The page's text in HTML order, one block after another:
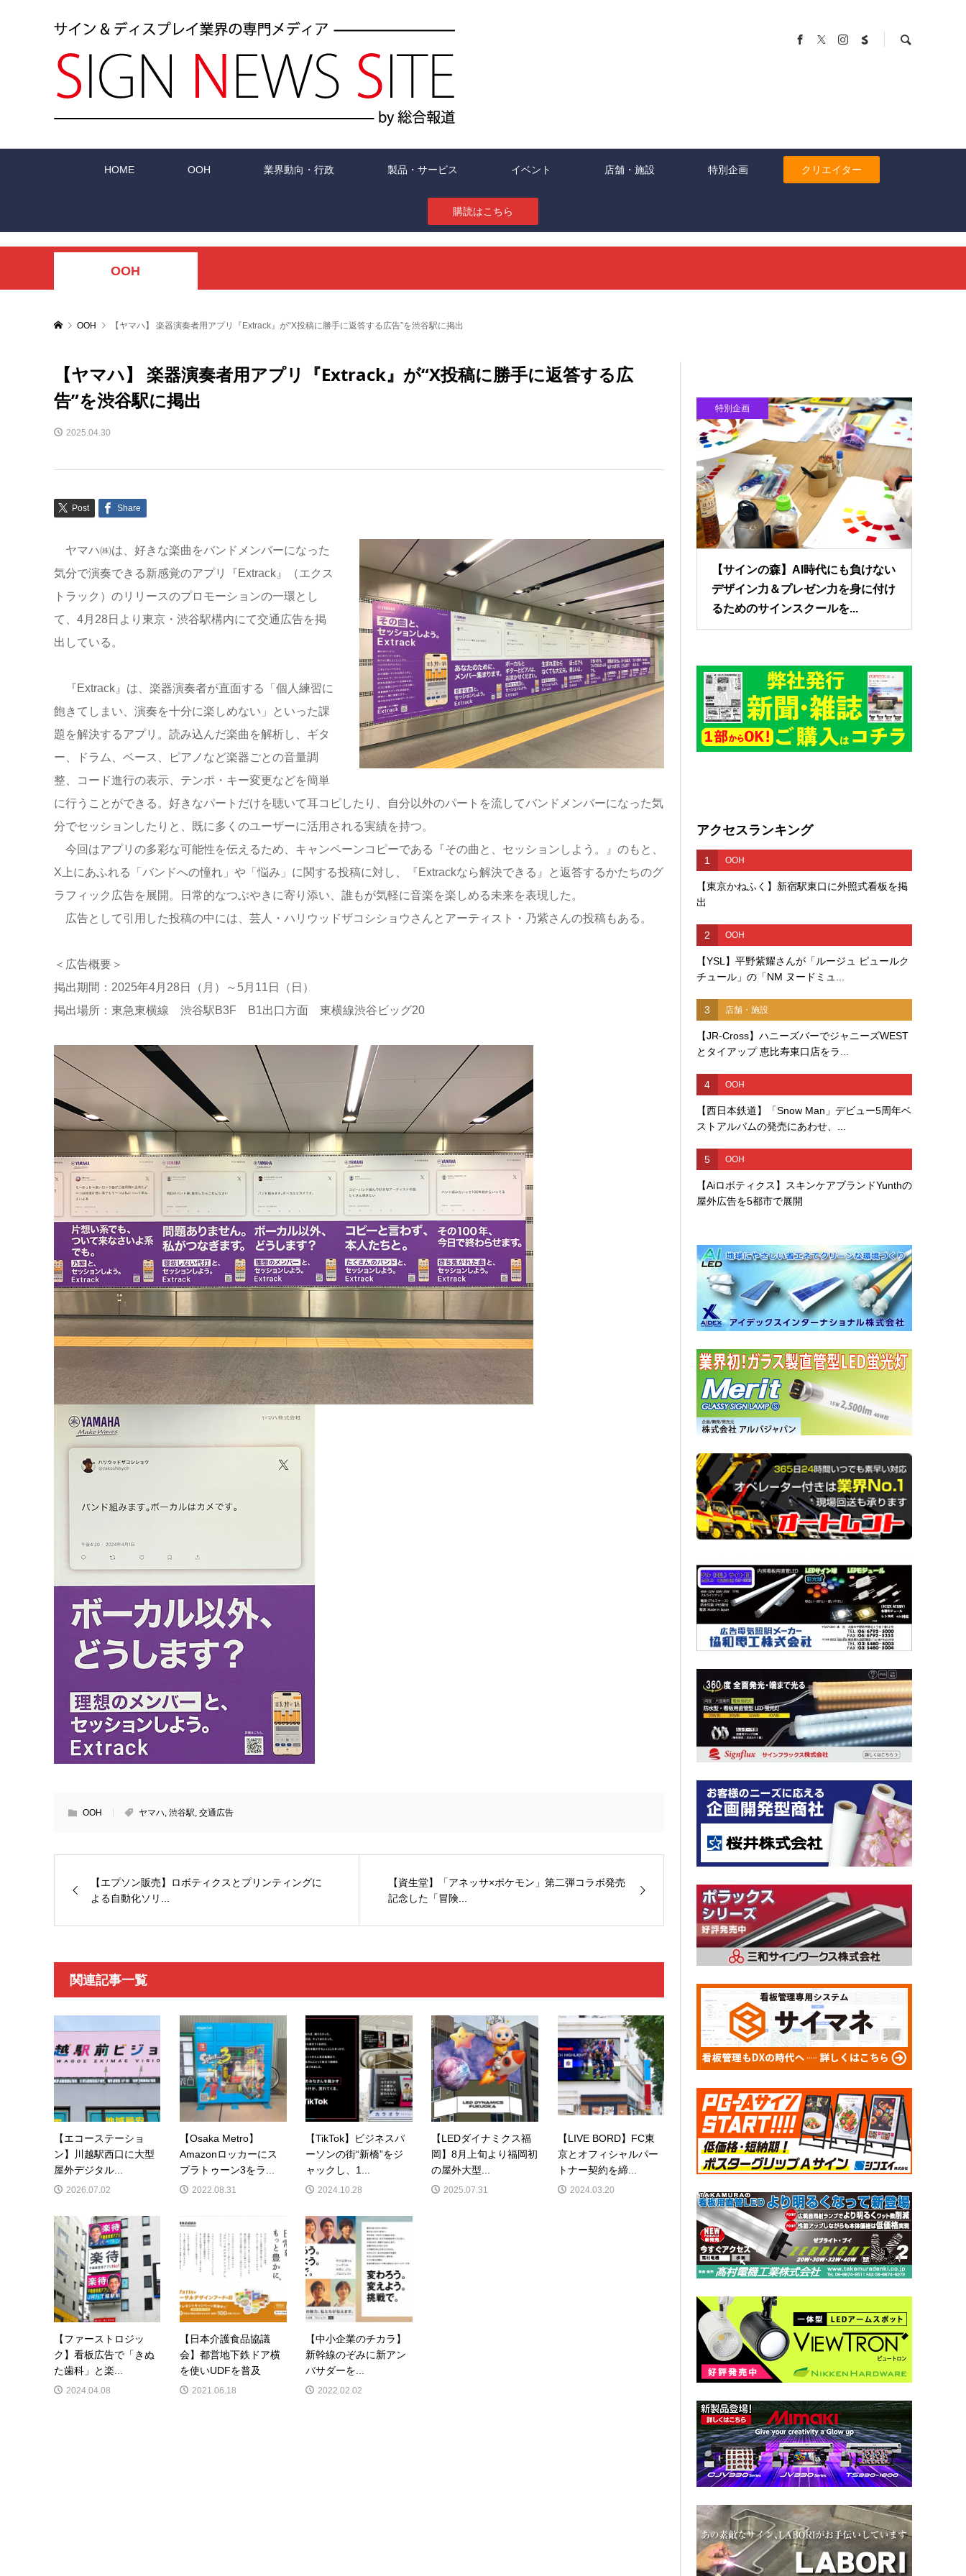
HOME OOH 業界動向・行政 製品・サービス イベント 店舗・施設 特別企画 クリエイター
購読はこちら
OOH
OOH 【ヤマハ】 楽器演奏者用アプリ『Extrack』が“X投稿に勝手に返答する広告”を渋谷駅に掲出
【ヤマハ】 楽器演奏者用アプリ『Extrack』が“X投稿に勝手に返答する広
告”を渋谷駅に掲出
2025.04.30
Post Share
ヤマハ㈱は、好きな楽曲をバンドメンバーになった
気分で演奏できる新感覚のアプリ『Extrack』（エクス
トラック）のリリースのプロモーションの一環とし
て、4月28日より東京・渋谷駅構内にて交通広告を掲
出している。
『Extrack』は、楽器演奏者が直面する「 個人練習に
飽きてしまい、演奏を十分に楽しめない」
といった課
題を解決するアプリ。読み込んだ楽曲を解析し、 ギタ
ー、ドラム、ベース、ピアノなど楽器ごとの音量調
整、
コード進行の表示、テンポ・ キー変更などを簡単
に行うことができる。 好きなパートだけを聴いて耳コピしたり、
自分以外のパートを流してバンドメンバーになった気
分でセッショ ンしたりと、既に多くのユーザーに活用される実績を持つ。
今回はアプリの多彩な可能性を伝えるため、キャンペーンコピーである『その曲と、セッションしよう。』のもと、
X上にあふれる「バンドへの憧れ」や「悩み」に関する投稿に対し、『Extrackなら解決できる』と返答するかたちのグ
ラフィック広告を展開。日常的なつぶやきに寄り添い、誰もが気軽に音楽を楽しめる未来を表現した。
広告として引用した投稿の中には、芸人・ハリウッドザコシショウさんとアーティスト・乃紫さんの投稿もある。
＜広告概要＞
掲出期間：2025年4月28日（月）～5月11日（日）
掲出場所：東急東横線 渋谷駅B3F B1出口方面 東横線渋谷ビッグ20
OOH ヤマハ, 渋谷駅 交通広告
【エプソン販売】ロボティクスとプリンティングに
よる自動化ソリ...
【資生堂】「アネッサ×ポケモン」第二弾コラボ発売
記念した「冒険...
関連記事一覧
【エコーステーショ
ン】川越駅西口に大型
屋外デジタル...
2026.07.02
【Osaka Metro】
Amazonロッカーにス
プラトゥーン3をラ...
2022.08.31
【TikTok】ビジネスパ
ーソンの街“新橋”をジ
ャックし、1...
2024.10.28
【LEDダイナミクス福
岡】8月上旬より福岡初
の屋外大型...
2025.07.31
【LIVE BORD】FC東
京とオフィシャルパー
トナー契約を締...
2024.03.20
【ファーストロジッ
ク】看板広告で「きぬ
た歯科」と楽...
2024.04.08
【日本介護食品協議
会】都営地下鉄ドア横
を使いUDFを普及
2021.06.18
【中小企業のチカラ】
新幹線のぞみに新アン
バサダーを...
2022.02.02
特別企画
【サインの森】AI時代にも負けない
デザイン力＆プレゼン力を身に付け
るためのサインスクールを...
アクセスランキング
1 OOH
【東京かねふく】新宿駅東口に外照式看板を掲
出
2 OOH
【YSL】平野紫耀さんが「ルージュ ピュールク
チュール」の「NM ヌードミュ...
3 店舗・施設
【JR-Cross】ハニーズバーでジャニーズWEST
とタイアップ 恵比寿東口店をラ...
4 OOH
【西日本鉄道】「Snow Man」デビュー5周年ベ
ストアルバムの発売にあわせ、...
5 OOH
【Aiロボティクス】スキンケアブランドYunthの
屋外広告を5都市で展開